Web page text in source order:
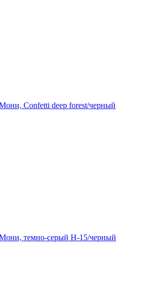
Confetti deep forest/черный
темно-серый H-15/черный